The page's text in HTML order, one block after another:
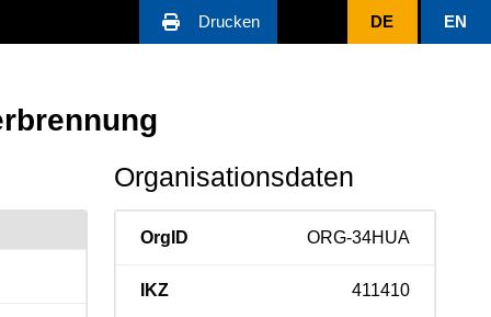
Drucken DE EN
Organisationsdaten
OrgID ORG-34HUA
IKZ 411410